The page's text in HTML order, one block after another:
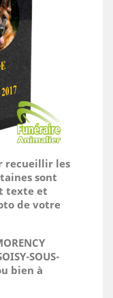
recueillir les
sont
texte et
de votre
SOUS-
bien à